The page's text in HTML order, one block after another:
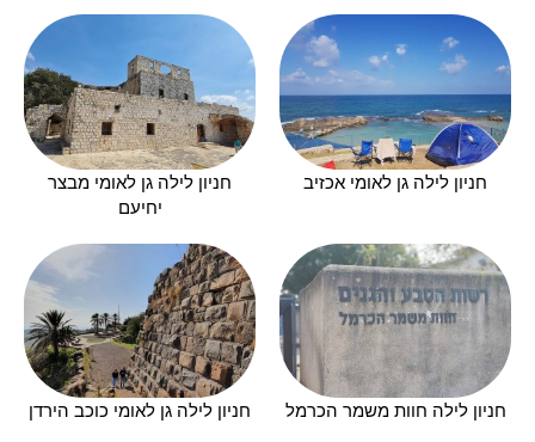
חניון לילה גן לאומי אכזיב
חניון לילה גן לאומי מבצר
יחיעם
חניון לילה חוות משמר הכרמל חניון לילה גן לאומי כוכב הירדן